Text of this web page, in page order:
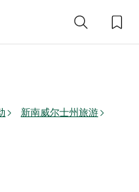
新南威尔士州旅游